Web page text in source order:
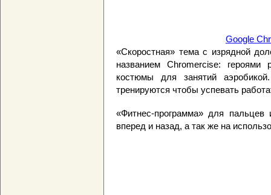
Google
«Скоростная» тема с изрядной
названием Chromercise:
костюмы для занятий
тренируются чтобы успевать
«Фитнес-программа» для
вперед и назад, а так же на